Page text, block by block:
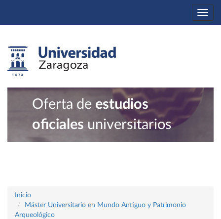
Oferta de estudios
oficiales universitarios
Inicio
Máster Universitario en Mundo Antiguo y Patrimonio
Arqueológico